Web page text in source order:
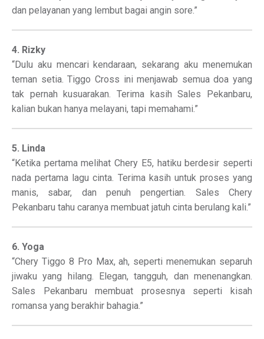
dan pelayanan yang lembut bagai angin sore.”
4. Rizky
“Dulu aku mencari kendaraan, sekarang aku menemukan
teman setia. Tiggo Cross ini menjawab semua doa yang
tak pernah kusuarakan. Terima kasih Sales Pekanbaru,
kalian bukan hanya melayani, tapi memahami.”
5. Linda
“Ketika pertama melihat Chery E5, hatiku berdesir seperti
nada pertama lagu cinta. Terima kasih untuk proses yang
manis, sabar, dan penuh pengertian. Sales Chery
Pekanbaru tahu caranya membuat jatuh cinta berulang kali.”
6. Yoga
“Chery Tiggo 8 Pro Max, ah, seperti menemukan separuh
jiwaku yang hilang. Elegan, tangguh, dan menenangkan.
Sales Pekanbaru membuat prosesnya seperti kisah
romansa yang berakhir bahagia.”